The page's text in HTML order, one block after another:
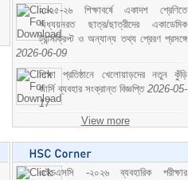
২০২৫-২৬ শিক্ষাবর্ষে একাদশ শ্রেণিতে
অধ্যয়নরত ছাত্র/ছাত্রীদের একাডেমিক
ট্রান্সক্রিপ্ট ও অন্যান্য তথ্য প্রেরণ প্রসঙ্গে
2026-06-09
শিক্ষা প্রতিষ্ঠানে খেলোয়াড়দের নতুন কুঁড়ি
জার্সি ব্যবহার সংক্রান্ত বিজ্ঞপ্তি 2026-05-
17
View more
এইচএসসি -২০২৬ ব্যবহারিক পরীক্ষার